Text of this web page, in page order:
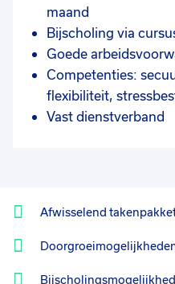
maand
Bijscholing via
Goede
Competenties:
flexibiliteit,
Vast dienstverband
Afwisselend